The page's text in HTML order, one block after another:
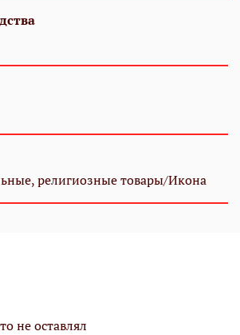
религиозные товары/Икона
не оставлял